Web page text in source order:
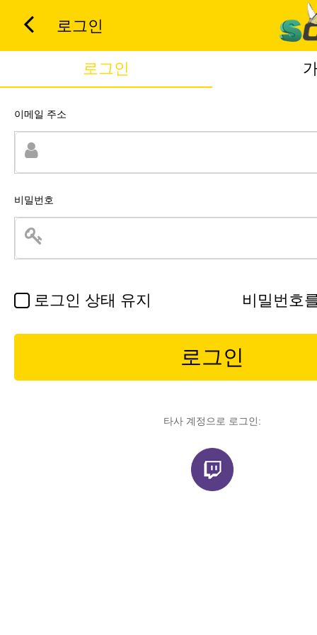
로그인
로그인
이메일 주소
비밀번호
로그인 상태 유지 비밀번호
로그인
타사 계정으로 로그인: